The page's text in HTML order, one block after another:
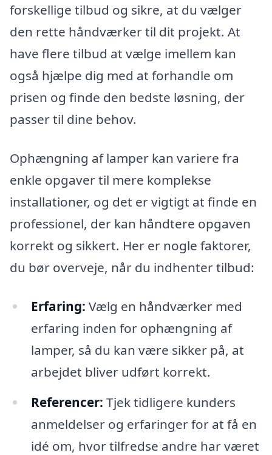
forskellige tilbud og sikre, at du vælger
den rette håndværker til dit projekt. At
have flere tilbud at vælge imellem kan
også hjælpe dig med at forhandle om
prisen og finde den bedste løsning, der
passer til dine behov.
Ophængning af lamper kan variere fra
enkle opgaver til mere komplekse
installationer, og det er vigtigt at finde en
professionel, der kan håndtere opgaven
korrekt og sikkert. Her er nogle faktorer,
du bør overveje, når du indhenter tilbud:
Erfaring: Vælg en håndværker med
erfaring inden for ophængning af
lamper, så du kan være sikker på, at
arbejdet bliver udført korrekt.
Referencer: Tjek tidligere kunders
anmeldelser og erfaringer for at få en
idé om, hvor tilfredse andre har været